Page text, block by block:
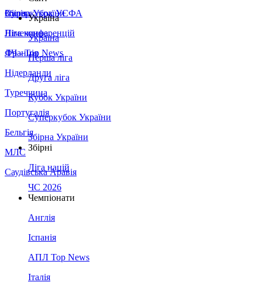
Збірна України
Італія
Німеччина
Франція
Нідерланди
Туреччина
Португалія
Бельгія
МЛС
Саудівська Аравія
Суперкубок УЄФА
Ліга конференцій
ЛЧ - Top News
Україна
Україна
Перша ліга
Друга ліга
Кубок України
Суперкубок України
Збірна України
Збірні
Ліга націй
ЧС 2026
Чемпіонати
Англія
Іспанія
АПЛ Top News
Італія